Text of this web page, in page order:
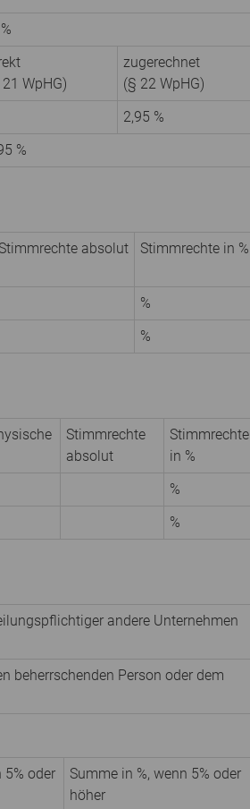
WpHG)
zugerechnet
(§ 22 WpHG)
2,95 %
%
Stimmrechte absolut Stimmrechte in %
%
%
Stimmrechte
absolut
Stimmrechte
in %
%
%
andere Unternehmen
beherrschenden Person oder dem
5% oder
Summe in %, wenn 5% oder
höher